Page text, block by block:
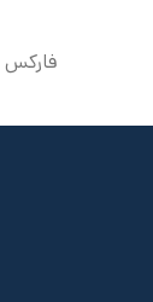
فارکس